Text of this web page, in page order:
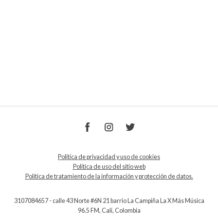
Política de privacidad y uso de cookies
Política de uso del sitio web
Política de tratamiento de la información y protección de datos.
3107084657 - calle 43 Norte #6N 21 barrio La Campiña La X Más Música
96.5 FM, Cali, Colombia